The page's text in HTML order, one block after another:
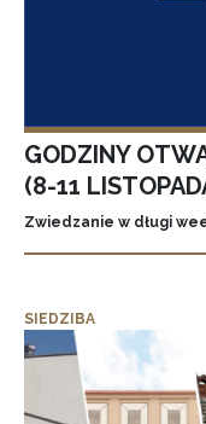
GODZINY
(8-11
Zwiedzanie w długi
SIEDZIBA